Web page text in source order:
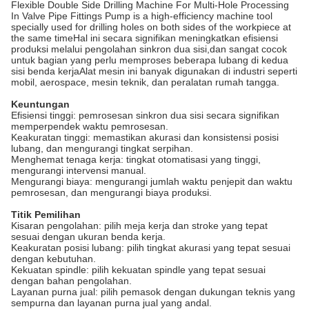
Flexible Double Side Drilling Machine For Multi-Hole Processing
In Valve Pipe Fittings Pump is a high-efficiency machine tool
specially used for drilling holes on both sides of the workpiece at
the same timeHal ini secara signifikan meningkatkan efisiensi
produksi melalui pengolahan sinkron dua sisi,dan sangat cocok
untuk bagian yang perlu memproses beberapa lubang di kedua
sisi benda kerjaAlat mesin ini banyak digunakan di industri seperti
mobil, aerospace, mesin teknik, dan peralatan rumah tangga.
Keuntungan
Efisiensi tinggi: pemrosesan sinkron dua sisi secara signifikan
memperpendek waktu pemrosesan.
Keakuratan tinggi: memastikan akurasi dan konsistensi posisi
lubang, dan mengurangi tingkat serpihan.
Menghemat tenaga kerja: tingkat otomatisasi yang tinggi,
mengurangi intervensi manual.
Mengurangi biaya: mengurangi jumlah waktu penjepit dan waktu
pemrosesan, dan mengurangi biaya produksi.
Titik Pemilihan
Kisaran pengolahan: pilih meja kerja dan stroke yang tepat
sesuai dengan ukuran benda kerja.
Keakuratan posisi lubang: pilih tingkat akurasi yang tepat sesuai
dengan kebutuhan.
Kekuatan spindle: pilih kekuatan spindle yang tepat sesuai
dengan bahan pengolahan.
Layanan purna jual: pilih pemasok dengan dukungan teknis yang
sempurna dan layanan purna jual yang andal.